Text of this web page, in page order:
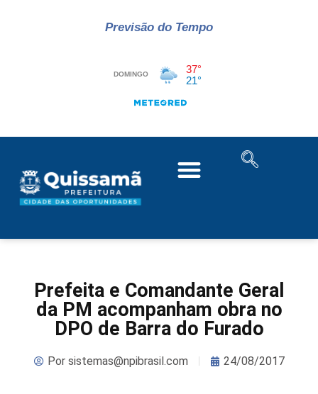
Previsão do Tempo
Prefeita e Comandante Geral
da PM acompanham obra no
DPO de Barra do Furado
Porsistemas@npibrasil.com 24/08/2017